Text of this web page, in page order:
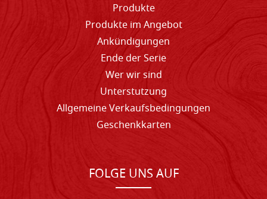
Produkte
Produkte im Angebot
Ankündigungen
Ende der Serie
Wer wir sind
Unterstutzung
Allgemeine Verkaufsbedingungen
Geschenkkarten
FOLGE UNS AUF